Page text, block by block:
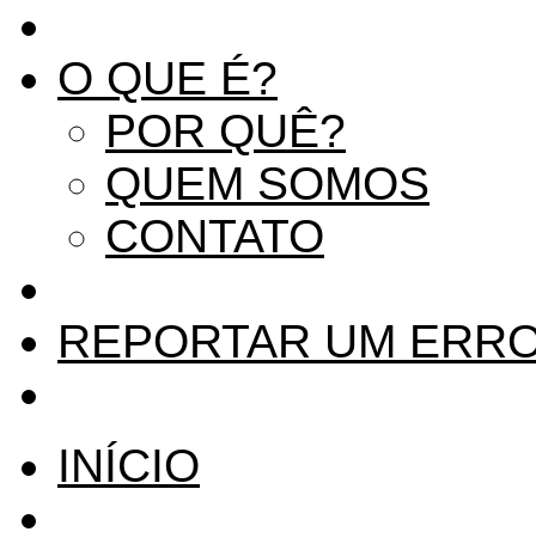
O QUE É?
POR QUÊ?
QUEM SOMOS
CONTATO
REPORTAR UM
INÍCIO